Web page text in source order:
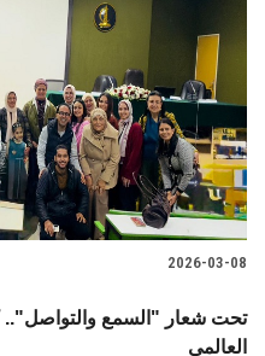
2026-03-08
تحت شعار "السمع والتواصل"..
العالمي